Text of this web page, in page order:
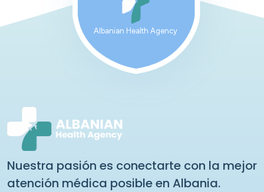
Albanian Health Agency
Nuestra pasión es conectarte con la mejor
atención médica posible en Albania.